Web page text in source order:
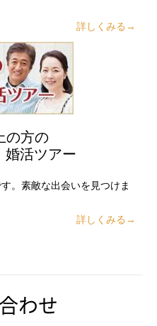
詳しくみる→
の方の
婚活ツアー
。素敵な出会いを見つけま
詳しくみる→
わせ